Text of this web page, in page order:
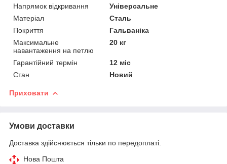
Напрямок відкривання
Універсальне
Матеріал
Сталь
Покриття
Гальваніка
Максимальне
навантаження на петлю
20 кг
Гарантійний термін
12 міс
Стан
Новий
Приховати
Умови доставки
Доставка здійснюється тільки по передоплаті.
Нова Пошта